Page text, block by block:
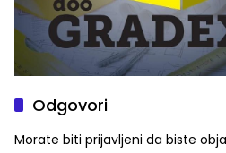
Odgovori
Morate biti prijavljeni da biste